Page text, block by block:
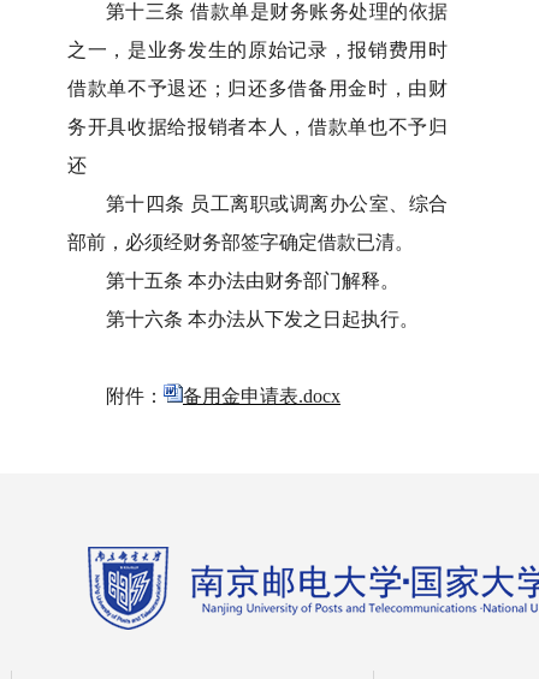
第十三条 借款单是财务账务处理的依据
之一，是业务发生的原始记录，报销费用时
借款单不予退还；归还多借备用金时，由财
务开具收据给报销者本人，借款单也不予归
还
第十四条 员工离职或调离办公室、综合
部前，必须经财务部签字确定借款已清。
第十五条 本办法由财务部门解释。
第十六条 本办法从下发之日起执行。
附件： 备用金申请表.docx